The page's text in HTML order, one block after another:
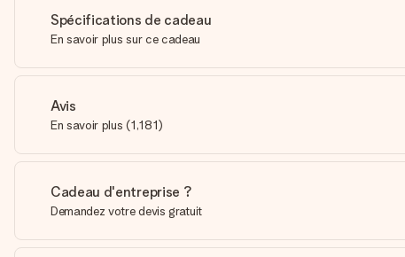
Spécifications de cadeau
En savoir plus sur ce cadeau
Avis
En savoir plus (1,181)
Cadeau d'entreprise ?
Demandez votre devis gratuit